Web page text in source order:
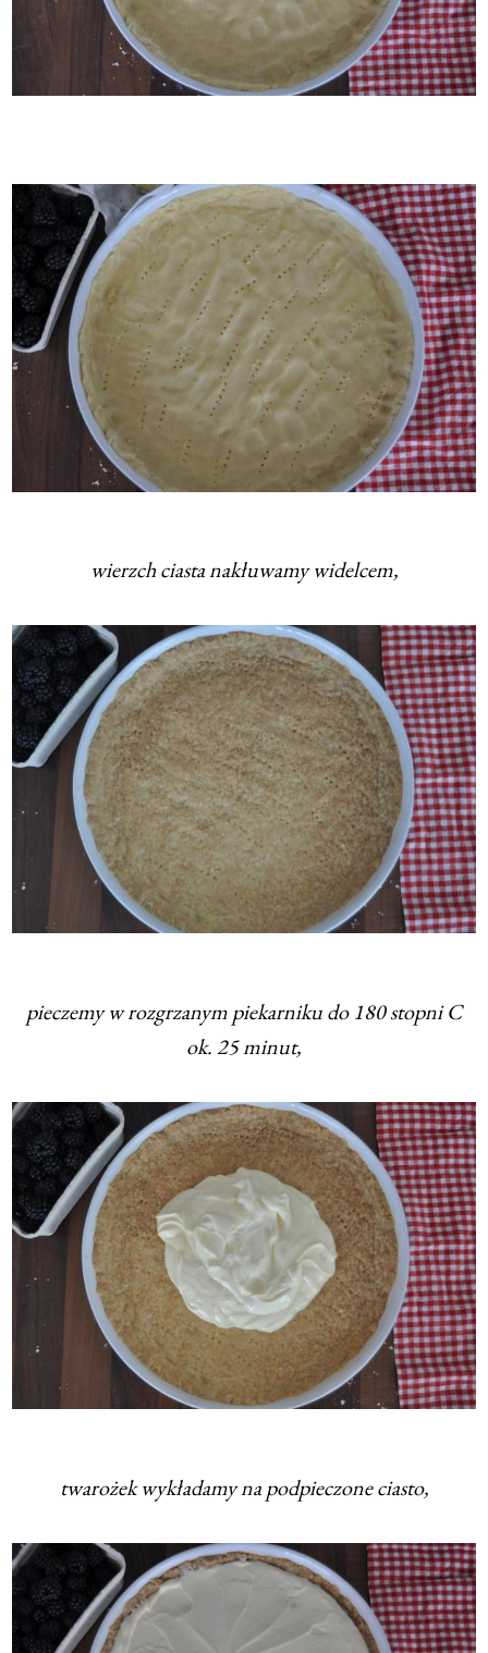
wierzch ciasta nakłuwamy widelcem,
pieczemy w rozgrzanym piekarniku do 180 stopni C
ok. 25 minut,
twarożek wykładamy na podpieczone ciasto,